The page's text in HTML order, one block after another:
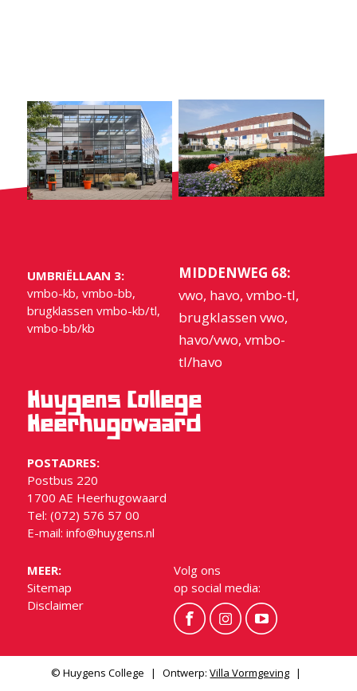
UMBRIËLLAAN 3:
vmbo-kb, vmbo-bb,
brugklassen vmbo-kb/tl,
vmbo-bb/kb
MIDDENWEG 68:
vwo, havo, vmbo-tl,
brugklassen vwo,
havo/vwo, vmbo-
tl/havo
Huygens College
Heerhugowaard
POSTADRES:
Postbus 220
1700 AE Heerhugowaard
Tel: (072) 576 57 00
E-mail: info@huygens.nl
MEER:
Sitemap
Disclaimer
Volg ons
op social media:
© Huygens College | Ontwerp:Villa Vormgeving |